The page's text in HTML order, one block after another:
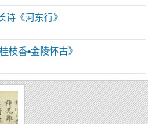
诗《河东行》
枝香•金陵怀古》